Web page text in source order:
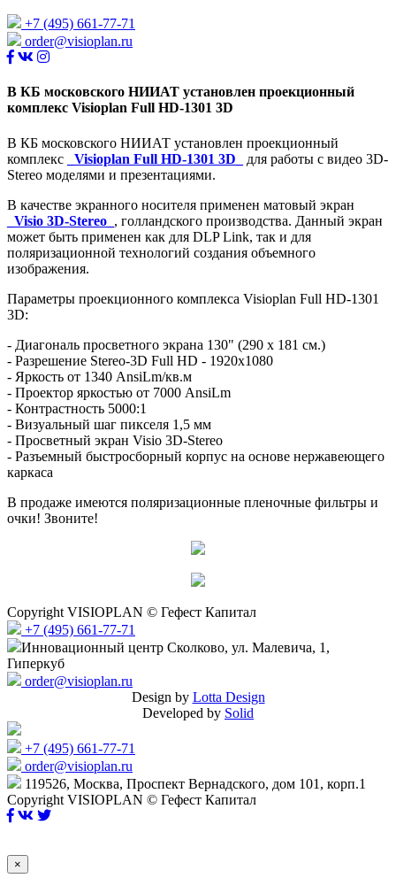
+7 (495) 661-77-71
order@visioplan.ru
В КБ московского НИИАТ установлен проекционный
комплекс Visioplan Full HD-1301 3D
В КБ московского НИИАТ установлен проекционный
комплекс
_Visioplan Full HD-1301 3D_
для работы с видео 3D-
Stereo моделями и презентациями.
В качестве экранного носителя применен матовый экран
_Visio 3D-Stereo_ , голландского производства. Данный экран
может быть применен как для DLP Link, так и для
поляризационной технологий создания объемного
изображения.
Параметры проекционного комплекса Visioplan Full HD-1301
3D:
- Диагональ просветного экрана 130" (290 х 181 см.)
- Разрешение Stereo-3D Full HD - 1920х1080
- Яркость от 1340 AnsiLm/кв.м
- Проектор яркостью от 7000 AnsiLm
- Контрастность 5000:1
- Визуальный шаг пикселя 1,5 мм
- Просветный экран Visio 3D-Stereo
- Разъемный быстросборный корпус на основе нержавеющего
каркаса
В продаже имеются поляризационные пленочные фильтры и
очки! Звоните!
Copyright VISIOPLAN © Гефест Капитал
+7 (495) 661-77-71
Инновационный центр Сколково, ул. Малевича, 1,
Гиперкуб
order@visioplan.ru
Design by Lotta Design
Developed by Solid
+7 (495) 661-77-71
order@visioplan.ru
119526, Москва, Проспект Вернадского, дом 101, корп.1
Copyright VISIOPLAN © Гефест Капитал
×